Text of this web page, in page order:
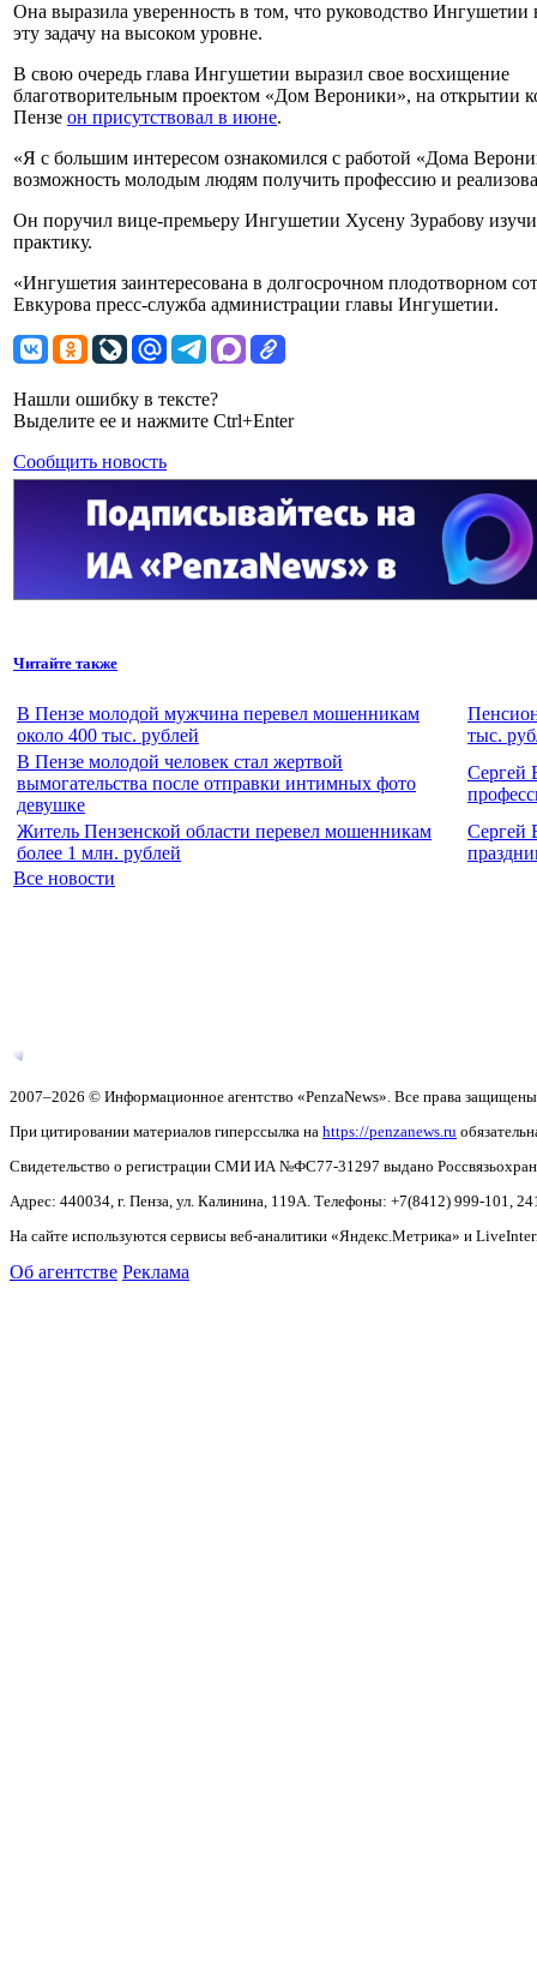
Она выразила уверенность в том, что руководство
эту задачу на высоком уровне.
В свою очередь глава Ингушетии выразил свое восхищение
благотворительным проектом «Дом Вероники», на открытии
Пензе он присутствовал в июне.
«Я с большим интересом ознакомился с работой «Дома
возможность молодым людям получить профессию и
Он поручил вице-премьеру Ингушетии Хусену Зурабову
практику.
«Ингушетия заинтересована в долгосрочном плодотворном
Евкурова пресс-служба администрации главы Ингушетии.
Нашли ошибку в тексте?
Выделите ее и нажмите Ctrl+Enter
Сообщить новость
Читайте также
В Пензе молодой мужчина перевел мошенникам
около 400 тыс. рублей
тыс.
В Пензе молодой человек стал жертвой
вымогательства после отправки интимных фото
девушке
Сергей
Житель Пензенской области перевел мошенникам
более 1 млн. рублей
Сергей
Все новости
2007–2026 © Информационное агентство «PenzaNews». Все права
При цитировании материалов гиперссылка на https://penzanews.ru
Свидетельство о регистрации СМИ ИА №ФС77-31297 выдано
Адрес: 440034, г. Пенза, ул. Калинина, 119А. Телефоны: +7(8412) 999-101,
На сайте используются сервисы веб-аналитики «Яндекс.Метрика» и
Об агентстве Реклама